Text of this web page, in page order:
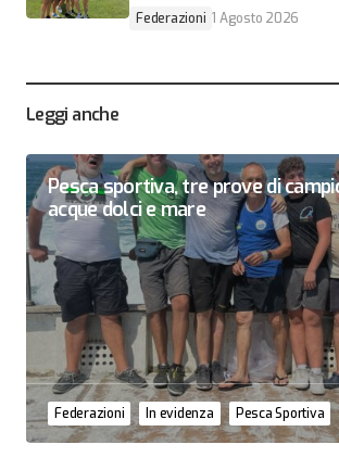
Federazioni 1 Agosto 2026
Leggi anche
Pesca sportiva, tre prove di
acque dolci e mare
Federazioni In evidenza Pesca Sportiva